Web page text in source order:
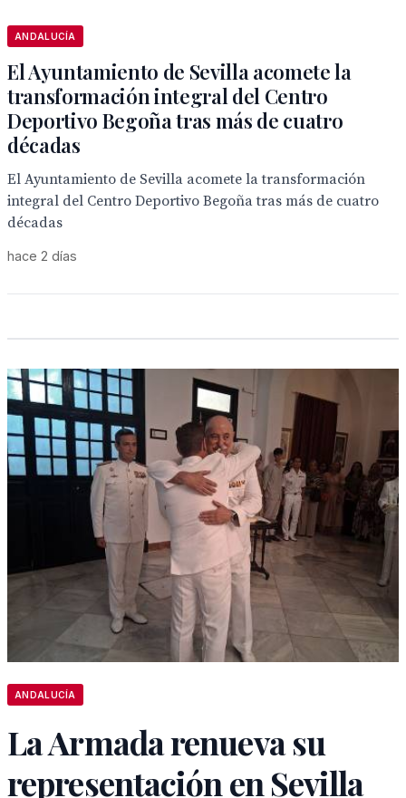
ANDALUCÍA
El Ayuntamiento de Sevilla acomete la
transformación integral del Centro
Deportivo Begoña tras más de cuatro
décadas
El Ayuntamiento de Sevilla acomete la transformación
integral del Centro Deportivo Begoña tras más de cuatro
décadas
hace 2 días
ANDALUCÍA
La Armada renueva su
representación en Sevilla